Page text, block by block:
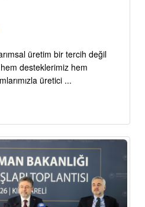
üretim bir tercih değil
desteklerimiz hem
üretici ...